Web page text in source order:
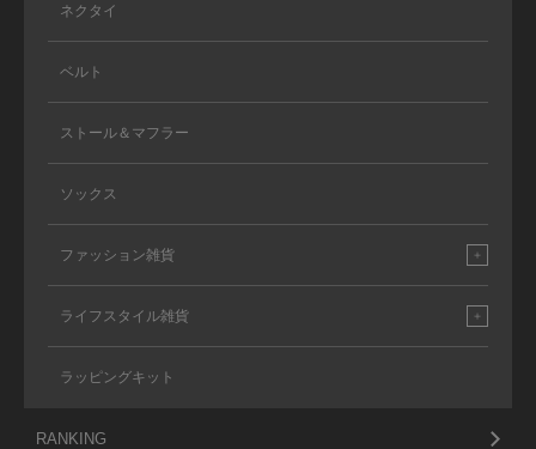
ネクタイ
ベルト
ストール＆マフラー
ソックス
ファッション雑貨
ライフスタイル雑貨
ラッピングキット
RANKING